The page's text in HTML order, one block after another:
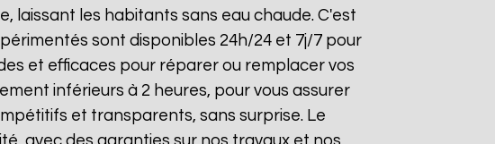
laissant les habitants sans eau chaude. C'est
sont disponibles 24h/24 et 7j/7 pour
et efficaces pour réparer ou remplacer vos
inférieurs à 2 heures, pour vous assurer
et transparents, sans surprise. Le